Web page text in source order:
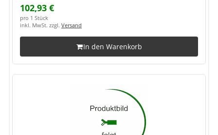
102,93 €
pro 1 Stück
inkl. MwSt. zzgl. Versand
In den Warenkorb